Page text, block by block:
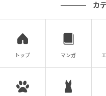
あるため、物件を選ぶ
と良さそうです。
☆不動産のプロが伝授！
社会人に向けたアドバ
・採寸は玄関間口、冷
カ
トップ マンガ